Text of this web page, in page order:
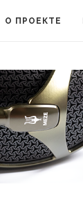
О ПРОЕКТЕ